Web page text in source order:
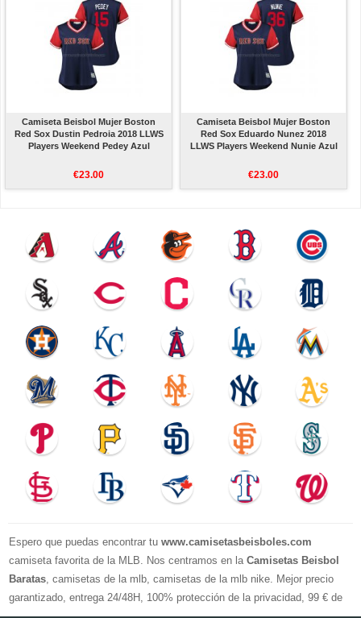
Camiseta Beisbol Mujer Boston
Red Sox Dustin Pedroia 2018 LLWS
Players Weekend Pedey Azul
€23.00
Camiseta Beisbol Mujer Boston
Red Sox Eduardo Nunez 2018
LLWS Players Weekend Nunie Azul
€23.00
Espero que puedas encontrar tu www.camisetasbeisboles.com
camiseta favorita de la MLB. Nos centramos en la Camisetas Beisbol
Baratas, camisetas de la mlb, camisetas de la mlb nike. Mejor precio
garantizado, entrega 24/48H, 100% protección de la privacidad, 99 € de